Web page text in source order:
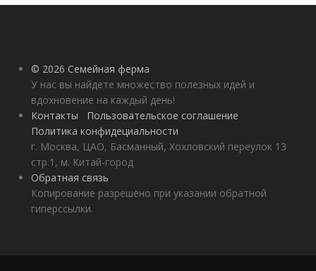
© 2026 Семейная ферма
У нас вы найдете множество полезных идей и
вдохновение на каждый день!
Контакты
Пользовательское соглашение
Политика конфидециальности
г. Москва, ЦАО, Басманный, Хохловский переулок 13
стр.1, м. Китай-город
Обратная связь
Копирование разрешено при указании обратной
гиперссылки.